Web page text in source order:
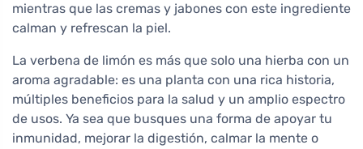
mientras que las cremas y jabones con este ingrediente
calman y refrescan la piel.
La verbena de limón es más que solo una hierba con un
aroma agradable: es una planta con una rica historia,
múltiples beneficios para la salud y un amplio espectro
de usos. Ya sea que busques una forma de apoyar tu
inmunidad, mejorar la digestión, calmar la mente o